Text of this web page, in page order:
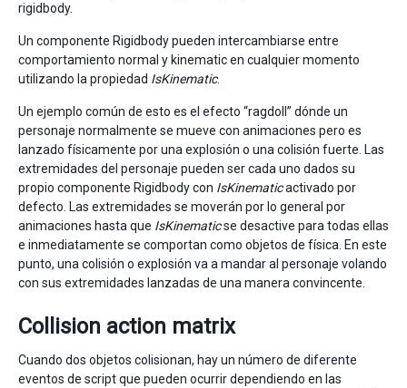
rigidbody.
Un componente Rigidbody pueden intercambiarse entre
comportamiento normal y kinematic en cualquier momento
utilizando la propiedad IsKinematic.
Un ejemplo común de esto es el efecto “ragdoll” dónde un
personaje normalmente se mueve con animaciones pero es
lanzado físicamente por una explosión o una colisión fuerte. Las
extremidades del personaje pueden ser cada uno dados su
propio componente Rigidbody con IsKinematicactivado por
defecto. Las extremidades se moverán por lo general por
animaciones hasta que IsKinematicse desactive para todas ellas
e inmediatamente se comportan como objetos de física. En este
punto, una colisión o explosión va a mandar al personaje volando
con sus extremidades lanzadas de una manera convincente.
Collision action matrix
Cuando dos objetos colisionan, hay un número de diferente
eventos de script que pueden ocurrir dependiendo en las